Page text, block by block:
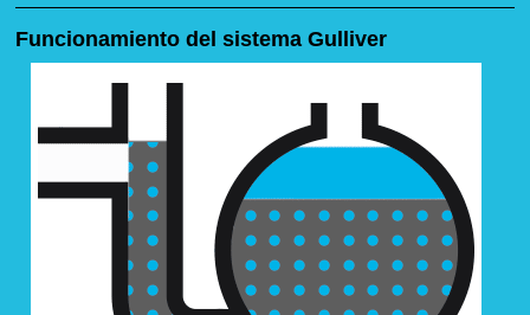
Funcionamiento del sistema Gulliver